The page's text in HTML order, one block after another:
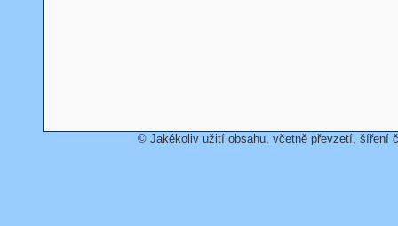
© Jakékoliv užití obsahu, včetně převzetí, šíření